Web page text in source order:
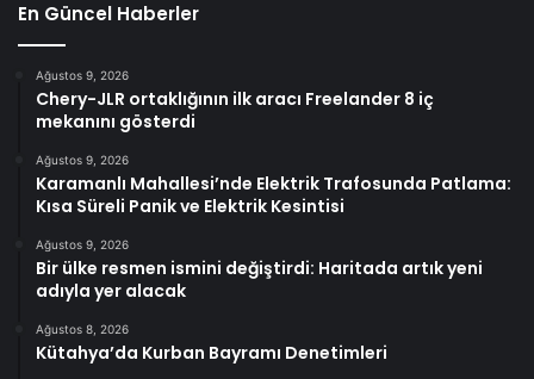
En Güncel Haberler
Ağustos 9, 2026
Chery-JLR ortaklığının ilk aracı Freelander 8 iç
mekanını gösterdi
Ağustos 9, 2026
Karamanlı Mahallesi’nde Elektrik Trafosunda Patlama:
Kısa Süreli Panik ve Elektrik Kesintisi
Ağustos 9, 2026
Bir ülke resmen ismini değiştirdi: Haritada artık yeni
adıyla yer alacak
Ağustos 8, 2026
Kütahya’da Kurban Bayramı Denetimleri